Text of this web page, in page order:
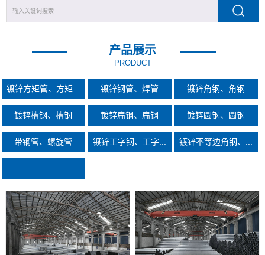
产品展示
PRODUCT
镀锌方矩管、方矩... 镀锌钢管、焊管 镀锌角钢、角钢
镀锌槽钢、槽钢 镀锌扁钢、扁钢 镀锌圆钢、圆钢
带钢管、螺旋管 镀锌工字钢、工字... 镀锌不等边角钢、...
......